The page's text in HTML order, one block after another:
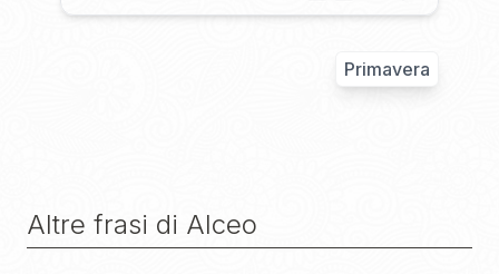
Primavera
Altre frasi di Alceo